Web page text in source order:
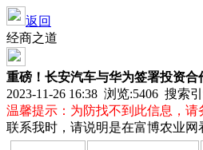
返回
经商之道
重磅！长安汽车与华为签署投资合
2023-11-26 16:38 浏览:5406 搜索
温馨提示：为防找不到此信息，请
联系我时，请说明是在富博农业网